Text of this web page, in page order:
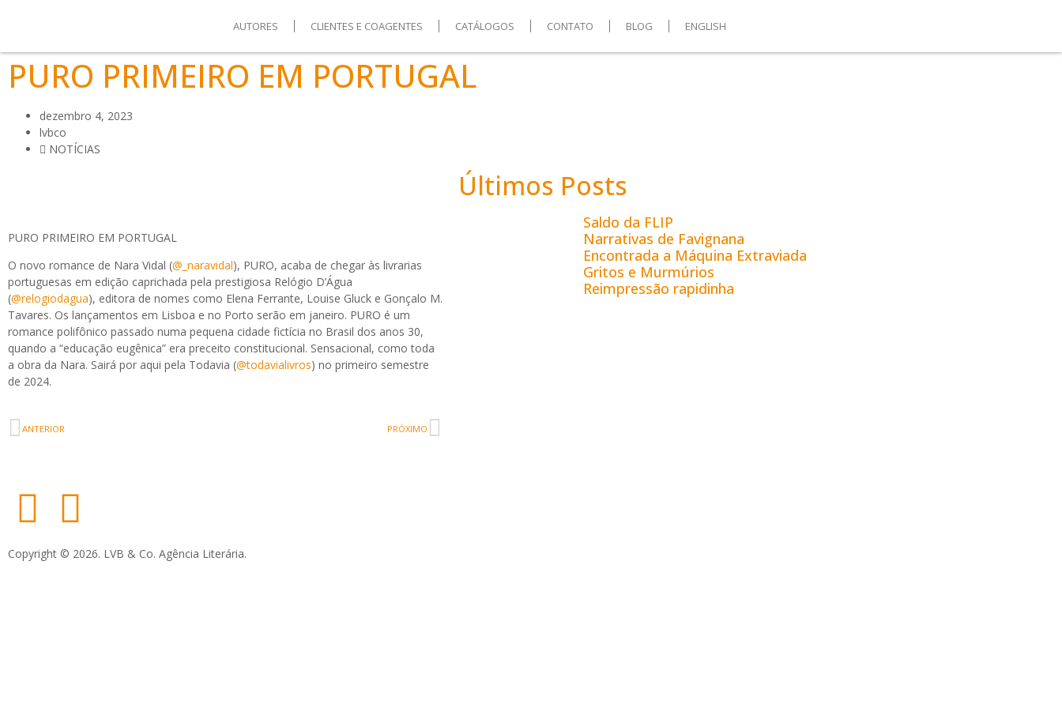
AUTORES CLIENTES E COAGENTES CATÁLOGOS CONTATO BLOG ENGLISH
PURO PRIMEIRO EM PORTUGAL
dezembro 4, 2023
lvbco
NOTÍCIAS
PURO PRIMEIRO EM PORTUGAL
O novo romance de Nara Vidal (@_naravidal), PURO, acaba de chegar às livrarias
portuguesas em edição caprichada pela prestigiosa Relógio D’Água
(@relogiodagua), editora de nomes como Elena Ferrante, Louise Gluck e Gonçalo M.
Tavares. Os lançamentos em Lisboa e no Porto serão em janeiro. PURO é um
romance polifônico passado numa pequena cidade fictícia no Brasil dos anos 30,
quando a “educação eugênica” era preceito constitucional. Sensacional, como toda
a obra da Nara. Sairá por aqui pela Todavia (@todavialivros) no primeiro semestre
de 2024.
ANTERIOR PRÓXIMO
Últimos Posts
Saldo da FLIP
Narrativas de Favignana
Encontrada a Máquina Extraviada
Gritos e Murmúrios
Reimpressão rapidinha
Copyright © 2026. LVB & Co. Agência Literária.